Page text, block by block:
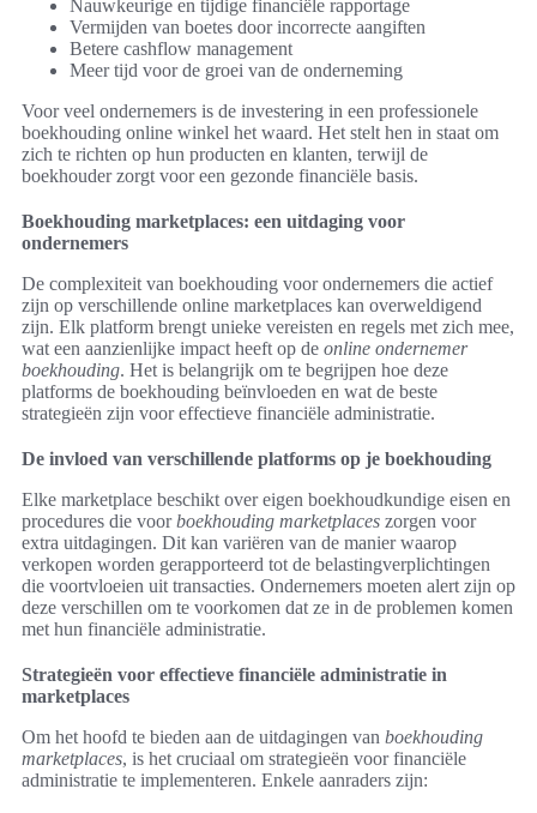
Nauwkeurige en tijdige financiële rapportage
Vermijden van boetes door incorrecte aangiften
Betere cashflow management
Meer tijd voor de groei van de onderneming
Voor veel ondernemers is de investering in een professionele
boekhouding online winkel het waard. Het stelt hen in staat om
zich te richten op hun producten en klanten, terwijl de
boekhouder zorgt voor een gezonde financiële basis.
Boekhouding marketplaces: een uitdaging voor
ondernemers
De complexiteit van boekhouding voor ondernemers die actief
zijn op verschillende online marketplaces kan overweldigend
zijn. Elk platform brengt unieke vereisten en regels met zich mee,
wat een aanzienlijke impact heeft op de online ondernemer
boekhouding. Het is belangrijk om te begrijpen hoe deze
platforms de boekhouding beïnvloeden en wat de beste
strategieën zijn voor effectieve financiële administratie.
De invloed van verschillende platforms op je boekhouding
Elke marketplace beschikt over eigen boekhoudkundige eisen en
procedures die voorboekhouding marketplaces zorgen voor
extra uitdagingen. Dit kan variëren van de manier waarop
verkopen worden gerapporteerd tot de belastingverplichtingen
die voortvloeien uit transacties. Ondernemers moeten alert zijn op
deze verschillen om te voorkomen dat ze in de problemen komen
met hun financiële administratie.
Strategieën voor effectieve financiële administratie in
marketplaces
Om het hoofd te bieden aan de uitdagingen van boekhouding
marketplaces, is het cruciaal om strategieën voor financiële
administratie te implementeren. Enkele aanraders zijn: